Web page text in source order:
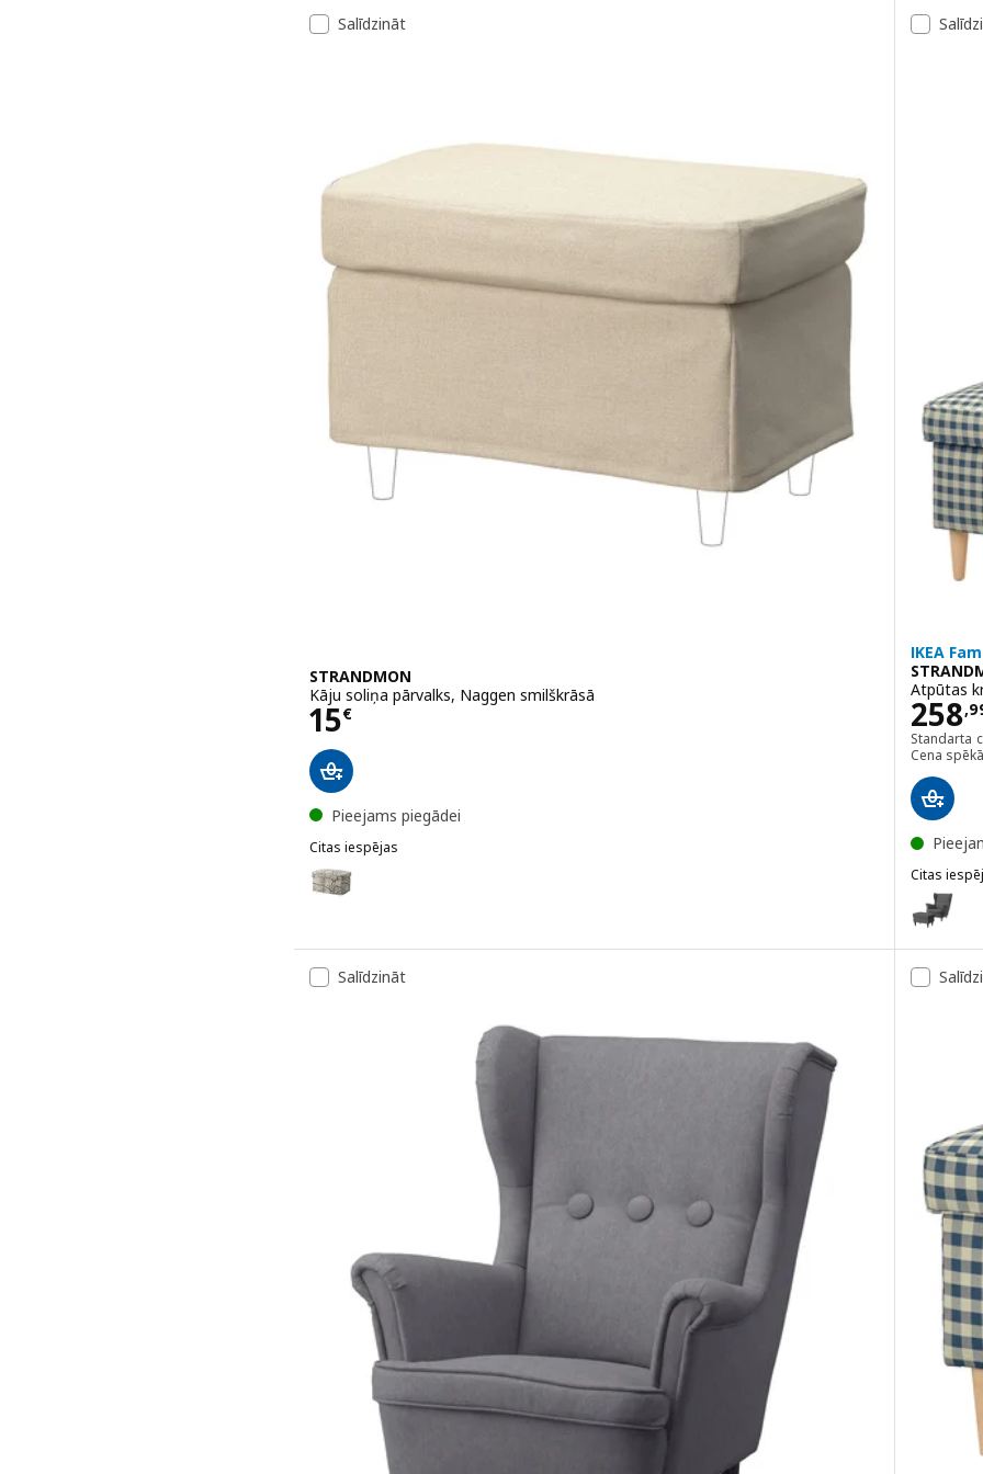
Variants: STRANDMON, Atpūtas krēsls, Tommaboda brūni sarkanā krāsā Variants:
Salīdzināt
STRANDMON
Kāju soliņa pārvalks, Naggen smilškrāsā
15€
Cena 15€
Pieejams piegādei
Citas iespējas
STRANDMON
Variants: STRANDMON, Kāju soliņa pārvalks, Ribersborg tumši pelēkā/smilškrāsā
IKEA
Atpūtas
258,
Standarta
Cena
Citas
Variants:
Variants:
Salīdzināt